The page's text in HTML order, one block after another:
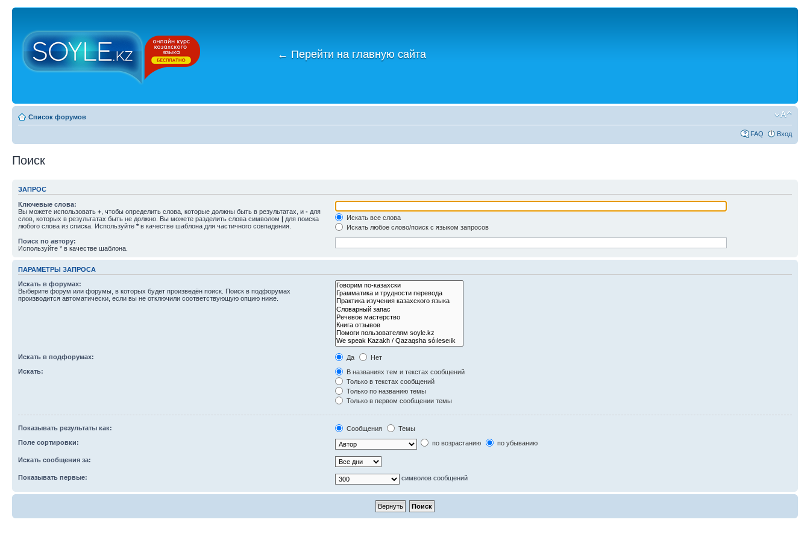
← Перейти на главную сайта
Список форумов
FAQ Вход
Поиск
ЗАПРОС
Ключевые слова:
Вы можете использовать + , чтобы определить слова, которые должны быть в результатах, и - для
слов, которых в результатах быть не должно. Вы можете разделить слова символом | для поиска
любого слова из списка. Используйте * в качестве шаблона для частичного совпадения.
Искать все слова
Искать любое слово/поиск с языком запросов
Поиск по автору:
Используйте * в качестве шаблона.
ПАРАМЕТРЫ ЗАПРОСА
Искать в форумах:
Выберите форум или форумы, в которых будет произведён поиск. Поиск в подфорумах
производится автоматически, если вы не отключили соответствующую опцию ниже.
Искать в подфорумах: Да
Нет
Искать:
В названиях тем и текстах сообщений
Только в текстах сообщений
Только по названию темы
Только в первом сообщении темы
Показывать результаты как: Сообщения
Темы
Поле сортировки:
по возрастанию по убыванию
Искать сообщения за:
Показывать первые: символов сообщений